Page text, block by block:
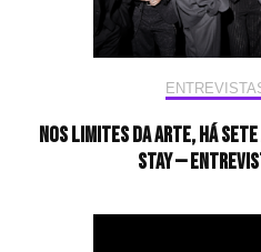
Nos limites da arte, há
STAY —